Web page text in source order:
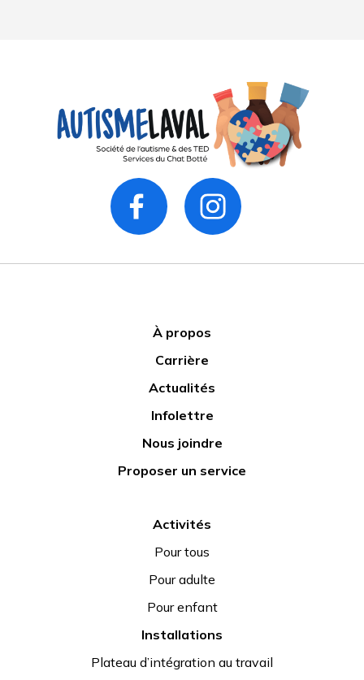
À propos
Carrière
Actualités
Infolettre
Nous joindre
Proposer un service
Activités
Pour tous
Pour adulte
Pour enfant
Installations
Plateau d’intégration au travail